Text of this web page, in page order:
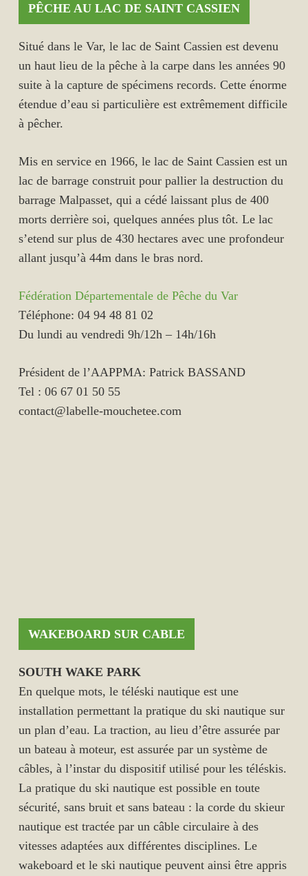
PÊCHE AU LAC DE SAINT CASSIEN
Situé dans le Var, le lac de Saint Cassien est devenu
un haut lieu de la pêche à la carpe dans les années 90
suite à la capture de spécimens records. Cette énorme
étendue d’eau si particulière est extrêmement difficile
à pêcher.
Mis en service en 1966, le lac de Saint Cassien est un
lac de barrage construit pour pallier la destruction du
barrage Malpasset, qui a cédé laissant plus de 400
morts derrière soi, quelques années plus tôt. Le lac
s’etend sur plus de 430 hectares avec une profondeur
allant jusqu’à 44m dans le bras nord.
Fédération Départementale de Pêche du Var
Téléphone: 04 94 48 81 02
Du lundi au vendredi 9h/12h – 14h/16h
Président de l’AAPPMA: Patrick BASSAND
Tel : 06 67 01 50 55
contact@labelle-mouchetee.com
WAKEBOARD SUR CABLE
SOUTH WAKE PARK
En quelque mots, le téléski nautique est une
installation permettant la pratique du ski nautique sur
un plan d’eau. La traction, au lieu d’être assurée par
un bateau à moteur, est assurée par un système de
câbles, à l’instar du dispositif utilisé pour les téléskis.
La pratique du ski nautique est possible en toute
sécurité, sans bruit et sans bateau : la corde du skieur
nautique est tractée par un câble circulaire à des
vitesses adaptées aux différentes disciplines. Le
wakeboard et le ski nautique peuvent ainsi être appris